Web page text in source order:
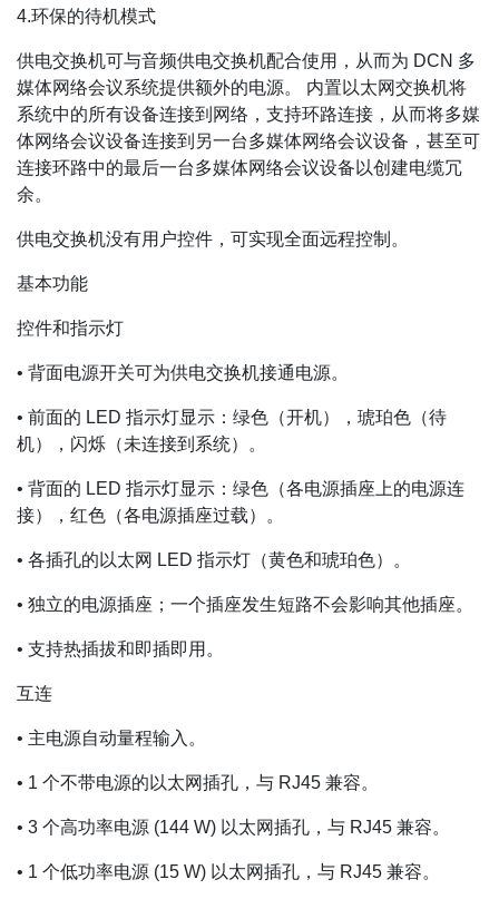
4.环保的待机模式
供电交换机可与音频供电交换机配合使用，从而为 DCN 多
媒体网络会议系统提供额外的电源。 内置以太网交换机将
系统中的所有设备连接到网络，支持环路连接，从而将多媒
体网络会议设备连接到另一台多媒体网络会议设备，甚至可
连接环路中的最后一台多媒体网络会议设备以创建电缆冗
余。
供电交换机没有用户控件，可实现全面远程控制。
基本功能
控件和指示灯
• 背面电源开关可为供电交换机接通电源。
• 前面的 LED 指示灯显示：绿色（开机），琥珀色（待
机），闪烁（未连接到系统）。
• 背面的 LED 指示灯显示：绿色（各电源插座上的电源连
接），红色（各电源插座过载）。
• 各插孔的以太网 LED 指示灯（黄色和琥珀色）。
• 独立的电源插座；一个插座发生短路不会影响其他插座。
• 支持热插拔和即插即用。
互连
• 主电源自动量程输入。
• 1 个不带电源的以太网插孔，与 RJ45 兼容。
• 3 个高功率电源 (144 W) 以太网插孔，与 RJ45 兼容。
• 1 个低功率电源 (15 W) 以太网插孔，与 RJ45 兼容。